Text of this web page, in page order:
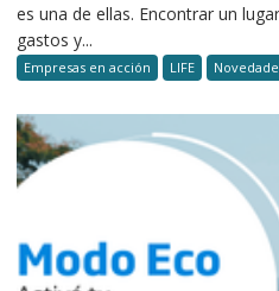
es una de ellas. Encontrar un
gastos y...
Empresas en acción LIFE